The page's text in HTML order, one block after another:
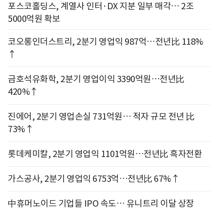
포스코홀딩스, 계열사 인터·DX 지분 일부 매각… 2조
5000억원 확보
코오롱인더스트리, 2분기 영업익 987억…전년比 118%
↑
금호석유화학, 2분기 영업이익 3390억원…전년比
420%↑
진에어, 2분기 영업손실 731억원… 적자 규모 전년 比
73%↑
롯데케미칼, 2분기 영업익 1101억원…전년比 흑자전환
가스공사, 2분기 영업익 6753억…전년比 67%↑
中휴머노이드 기업들 IPO 속도… 유니트리 이달 상장